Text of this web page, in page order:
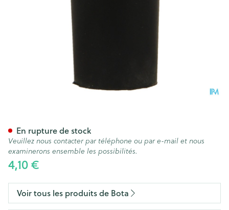
4,10 €
En rupture de stock
Veuillez nous contacter par téléphone ou par e-mail et nous
examinerons ensemble les possibilités.
Voir tous les produits de Bota